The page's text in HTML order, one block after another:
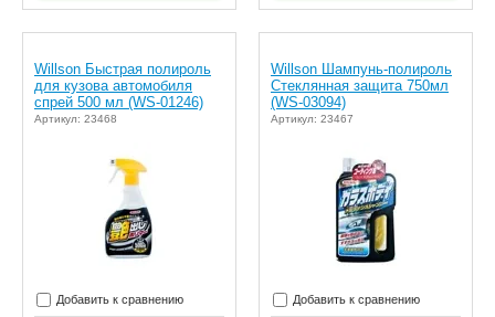
Willson Быстрая полироль
для кузова автомобиля
спрей 500 мл (WS-01246)
Артикул: 23468
Добавить к сравнению
Willson Шампунь-полироль
Стеклянная защита 750мл
(WS-03094)
Артикул: 23467
Добавить к сравнению